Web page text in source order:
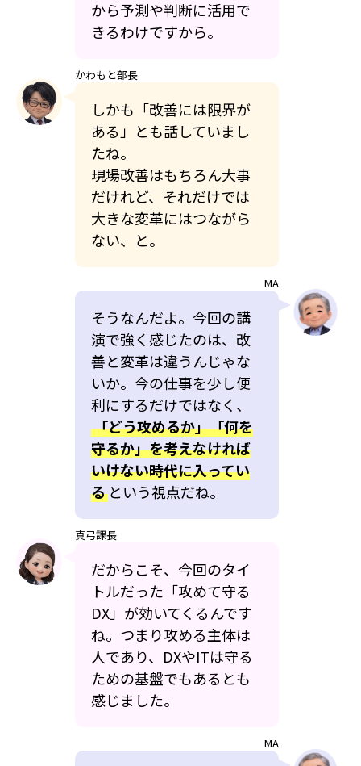
から予測や判断に活用で
きるわけですから。
かわもと部長
しかも「改善には限界が
ある」とも話していまし
たね。
現場改善はもちろん大事
だけれど、それだけでは
大きな変革にはつながら
ない、と。
MA
そうなんだよ。今回の講
演で強く感じたのは、改
善と変革は違うんじゃな
いか。今の仕事を少し便
利にするだけではなく、
「どう攻めるか」「何を
守るか」を考えなければ
いけない時代に入ってい
る という視点だね。
真弓課長
だからこそ、今回のタイ
トルだった「攻めて守る
DX」が効いてくるんです
ね。つまり攻める主体は
人であり、DXやITは守る
ための基盤でもあるとも
感じました。
MA